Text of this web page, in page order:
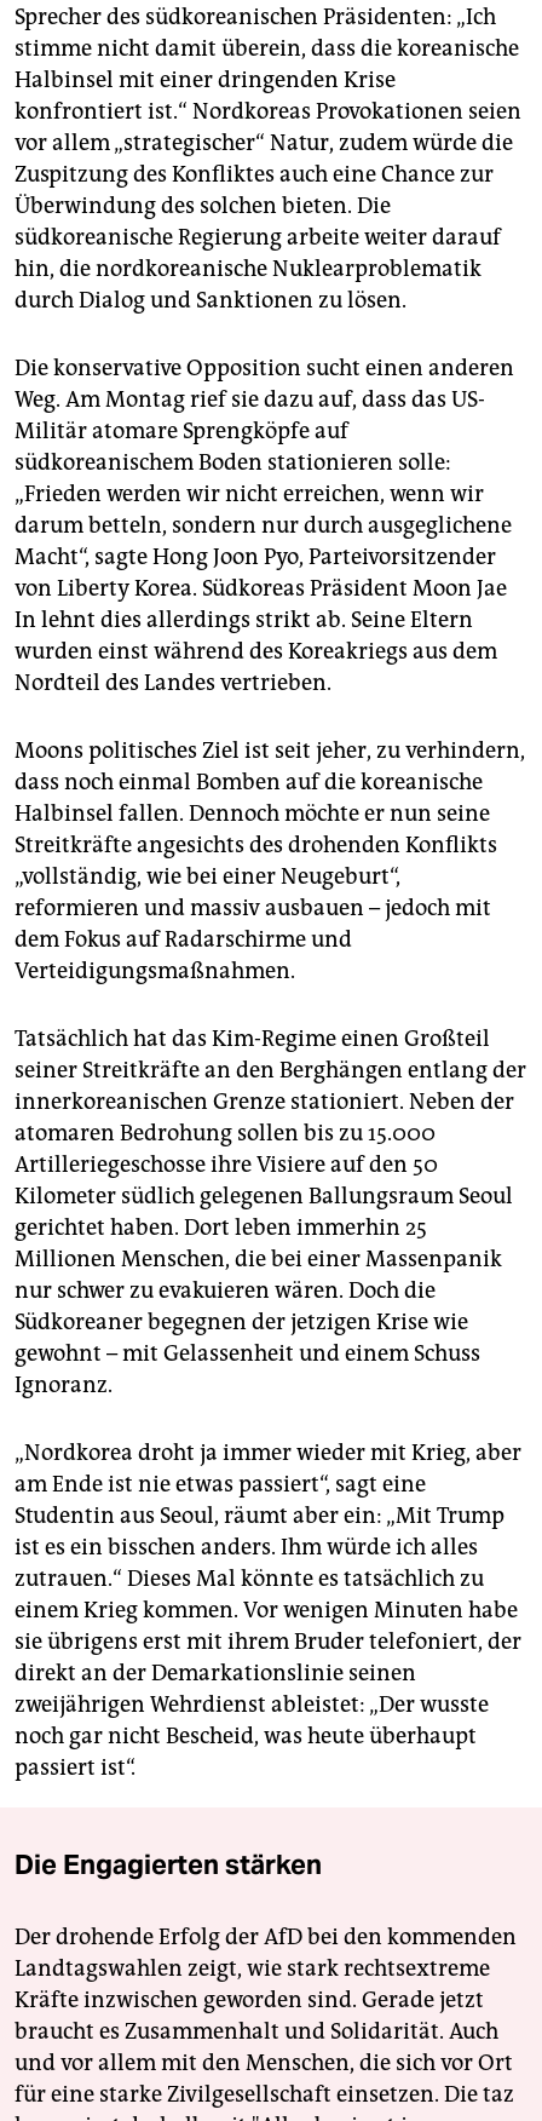
Sprecher des südkoreanischen Präsidenten: „Ich
stimme nicht damit überein, dass die koreanische
Halbinsel mit einer dringenden Krise
konfrontiert ist.“ Nordkoreas Provokationen seien
vor allem „strategischer“ Natur, zudem würde die
Zuspitzung des Konfliktes auch eine Chance zur
Überwindung des solchen bieten. Die
südkoreanische Regierung arbeite weiter darauf
hin, die nordkoreanische Nuklearproblematik
durch Dialog und Sanktio­nen zu lösen.
Die konservative Opposition sucht einen anderen
Weg. Am Montag rief sie dazu auf, dass das US-
Militär atomare Sprengköpfe auf
südkoreanischem Boden stationieren solle:
„Frieden werden wir nicht erreichen, wenn wir
darum betteln, sondern nur durch ausgeglichene
Macht“, sagte Hong Joon Pyo, Parteivorsitzender
von Liberty Korea. Südkoreas Präsident Moon Jae
In lehnt dies allerdings strikt ab. Seine Eltern
wurden einst während des Koreakriegs aus dem
Nordteil des Landes vertrieben.
Moons politisches Ziel ist seit jeher, zu verhindern,
dass noch einmal Bomben auf die koreanische
Halbinsel fallen. Dennoch möchte er nun seine
Streitkräfte angesichts des drohenden Konflikts
„vollständig, wie bei einer Neugeburt“,
reformieren und massiv ausbauen – jedoch mit
dem Fokus auf Radarschirme und
Verteidigungsmaßnahmen.
Tatsächlich hat das Kim-Regime einen Großteil
seiner Streitkräfte an den Berghängen entlang der
innerkoreanischen Grenze stationiert. Neben der
atomaren Bedrohung sollen bis zu 15.000
Artilleriegeschosse ihre Visiere auf den 50
Kilometer südlich gelegenen Ballungsraum Seoul
gerichtet haben. Dort leben immerhin 25
Millionen Menschen, die bei einer Massenpanik
nur schwer zu evakuieren wären. Doch die
Südkoreaner begegnen der jetzigen Krise wie
gewohnt – mit Gelassenheit und einem Schuss
Ignoranz.
„Nordkorea droht ja immer wieder mit Krieg, aber
am Ende ist nie etwas passiert“, sagt eine
Studentin aus Seoul, räumt aber ein: „Mit Trump
ist es ein bisschen anders. Ihm würde ich alles
zutrauen.“ Dieses Mal könnte es tatsächlich zu
einem Krieg kommen. Vor wenigen Minuten habe
sie übrigens erst mit ihrem Bruder telefoniert, der
direkt an der Demarkationslinie seinen
zweijährigen Wehrdienst ableistet: „Der wusste
noch gar nicht Bescheid, was heute überhaupt
passiert ist“.
Die Engagierten stärken
Der drohende Erfolg der AfD bei den kommenden
Landtagswahlen zeigt, wie stark rechtsextreme
Kräfte inzwischen geworden sind. Gerade jetzt
braucht es Zusammenhalt und Solidarität. Auch
und vor allem mit den Menschen, die sich vor Ort
für eine starke Zivilgesellschaft einsetzen. Die taz